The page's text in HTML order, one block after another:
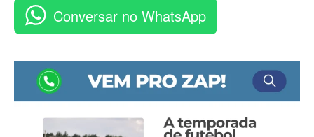
Conversar no WhatsApp